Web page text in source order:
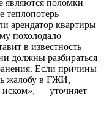
являются поломки
теплопотерь
арендатор квартиры
похолодало
в известность
должны разбираться
Если причины
жалобу в ГЖИ,
иском», — уточняет